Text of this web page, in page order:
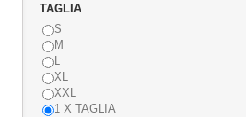
TAGLIA
S
M
XL
XXL
1 X TAGLIA